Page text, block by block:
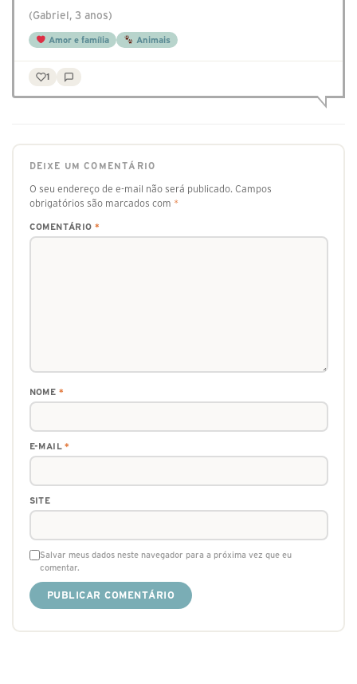
(Gabriel, 3 anos)
Amor e família Animais
1
DEIXE UM COMENTÁRIO
O seu endereço de e-mail não será publicado. Campos
obrigatórios são marcados com *
COMENTÁRIO *
NOME *
E-MAIL*
SITE
Salvar meus dados neste navegador para a próxima vez que eu
comentar.